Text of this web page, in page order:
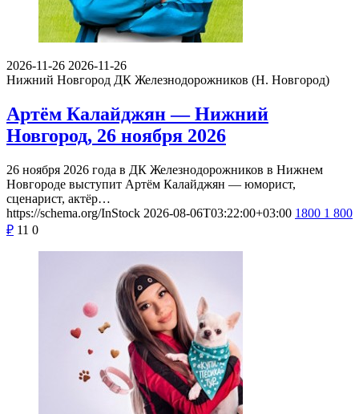
2026-11-26 2026-11-26
Нижний Новгород ДК Железнодорожников (Н. Новгород)
Артём Калайджян — Нижний
Новгород, 26 ноября 2026
26 ноября 2026 года в ДК Железнодорожников в Нижнем
Новгороде выступит Артём Калайджян — юморист,
сценарист, актёр…
https://schema.org/InStock 2026-08-06T03:22:00+03:00 1800 1 800
₽ 11 0